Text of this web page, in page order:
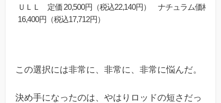
ＵＬＬ 定価 20,500円（税込22,140円） ナチュラム価格
16,400円（税込17,712円）
この選択には非常に、非常に、非常に悩んだ。
決め手になったのは、やはりロッドの短さだっ